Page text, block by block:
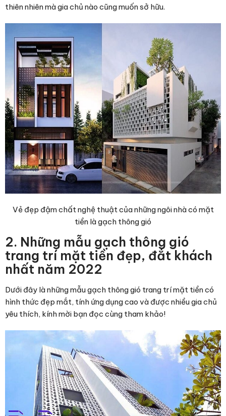
thiên nhiên mà gia chủ nào cũng muốn sở hữu.
Vẻ đẹp đậm chất nghệ thuật của những ngôi nhà có mặt
tiền là gạch thông gió
2. Những mẫu gạch thông gió
trang trí mặt tiền đẹp, đắt khách
nhất năm 2022
Dưới đây là những mẫu gạch thông gió trang trí mặt tiền có
hình thức đẹp mắt, tính ứng dụng cao và được nhiều gia chủ
yêu thích, kính mời bạn đọc cùng tham khảo!